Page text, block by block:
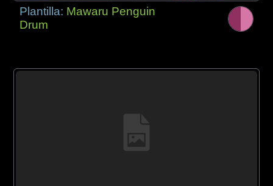
Plantilla: Mawaru Penguin
Drum